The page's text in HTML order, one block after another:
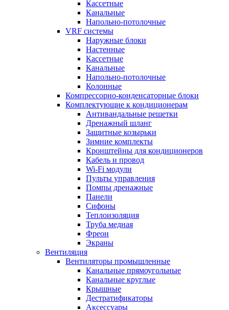
Кассетные
Канальные
Напольно-потолочные
VRF системы
Наружные блоки
Настенные
Кассетные
Канальные
Напольно-потолочные
Колонные
Компрессорно-конденсаторные блоки
Комплектующие к кондиционерам
Антивандальные решетки
Дренажный шланг
Защитные козырьки
Зимние комплекты
Кронштейны для кондиционеров
Кабель и провод
Wi-Fi модули
Пульты управления
Помпы дренажные
Панели
Сифоны
Теплоизоляция
Труба медная
Фреон
Экраны
Вентиляция
Вентиляторы промышленные
Канальные прямоугольные
Канальные круглые
Крышные
Дестратификаторы
Аксессуары